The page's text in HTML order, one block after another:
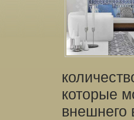
которые
внешнего